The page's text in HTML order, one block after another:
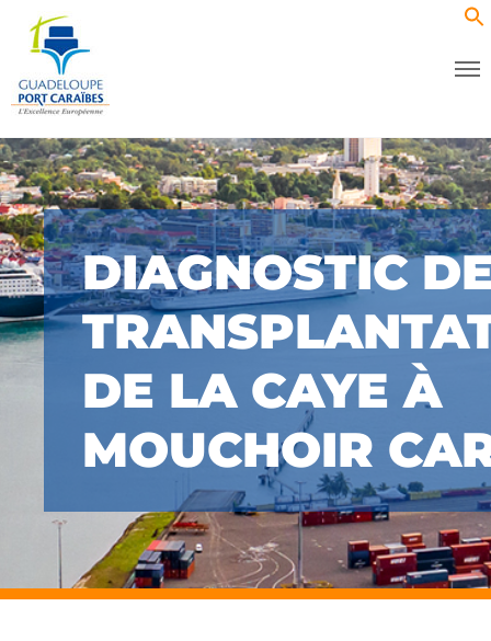
DIAGNOSTIC
DE LA CAYE À
MOUCHOIR